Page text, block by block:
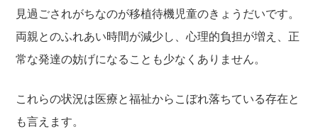
見過ごされがちなのが移植待機児童のきょうだいです。
両親とのふれあい時間が減少し、心理的負担が増え、正
常な発達の妨げになることも少なくありません。
これらの状況は医療と福祉からこぼれ落ちている存在と
も言えます。